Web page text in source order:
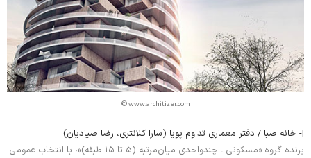
© www.architizer.com
|- خانه صبا / دفتر معماری تداوم پویا (سارا کلانتری، رضا صیادیان)
برنده گروه «مسکونی ـ چندواحدی میان‌مرتبه (۵ تا ۱۵ طبقه)»، با انتخاب عمومی